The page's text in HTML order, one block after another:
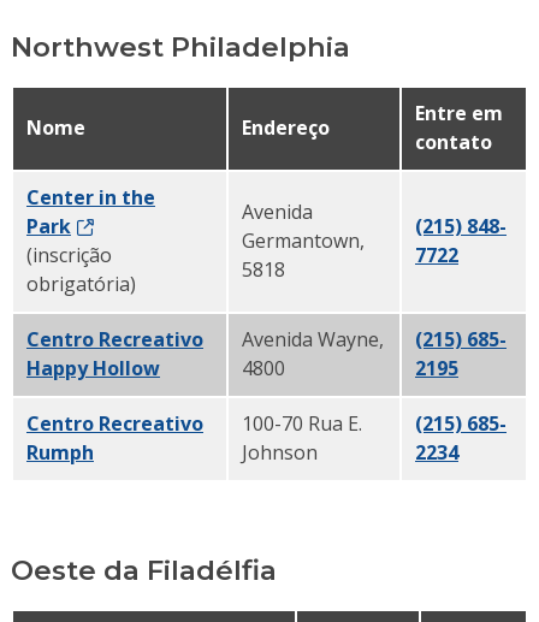
Northwest Philadelphia
Nome Endereço
Entre em
contato
Center in the
Park
(inscrição
obrigatória)
Avenida
Germantown,
5818
(215) 848-
7722
Centro Recreativo
Happy Hollow
Avenida Wayne,
4800
(215) 685-
2195
Centro Recreativo
Rumph
100-70 Rua E.
Johnson
(215) 685-
2234
Oeste da Filadélfia